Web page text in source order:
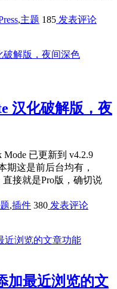
,主题 185 发表评论
汉化破解版，夜
Mode 已更新到 v4.2.9
期这是前后台均有，
接就是Pro版，确切说
,插件 380 发表评论
加最近浏览的文